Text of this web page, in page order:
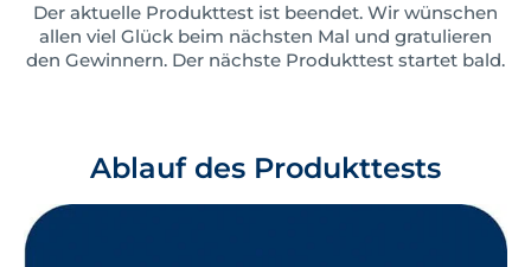
Der aktuelle Produkttest ist beendet. Wir wünschen
allen viel Glück beim nächsten Mal und gratulieren
den Gewinnern. Der nächste Produkttest startet bald.
Ablauf des Produkttests